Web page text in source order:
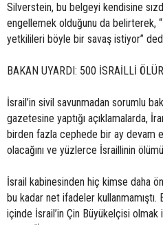
Silverstein, bu belgeyi kendisine
engellemek olduğunu da belirterek,
yetkilileri böyle bir savaş istiyor”
BAKAN UYARDI: 500 İSRAİLLİ ÖLÜR
İsrail’in sivil savunmadan sorumlu
gazetesine yaptığı açıklamalarda,
birden fazla cephede bir ay devam
olacağını ve yüzlerce İsraillinin
İsrail kabinesinden hiç kimse daha
bu kadar net ifadeler kullanmamıştı.
içinde İsrail’in Çin Büyükelçisi